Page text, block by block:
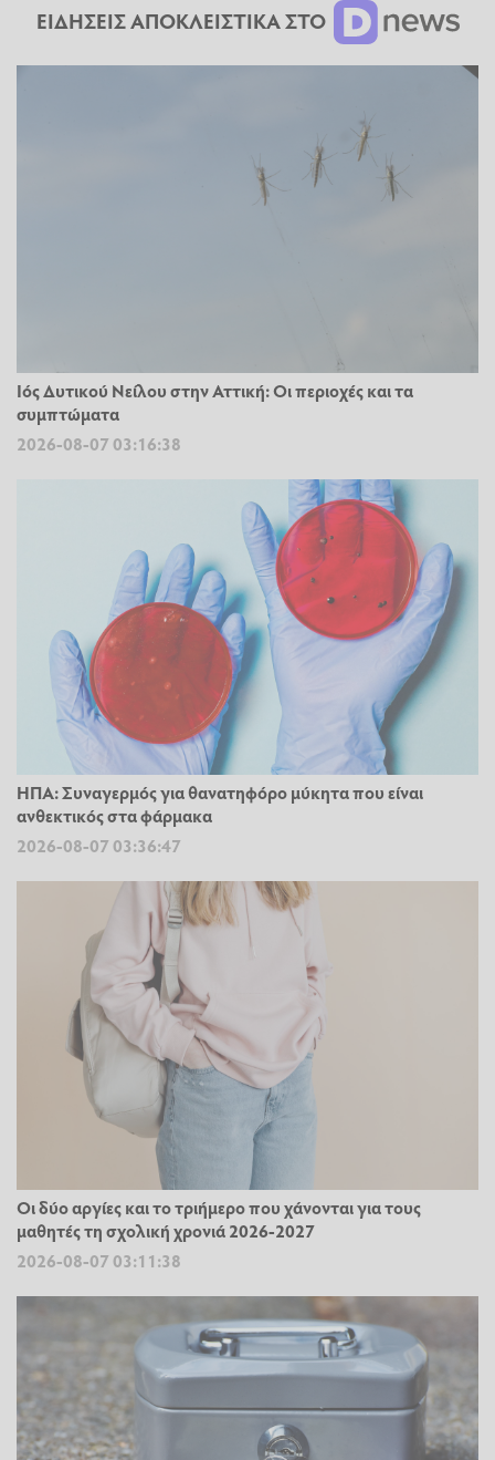
ΕΙΔΗΣΕΙΣ ΑΠΟΚΛΕΙΣΤΙΚΑ ΣΤΟ
Ιός Δυτικού Νείλου στην Αττική: Οι περιοχές και τα
συμπτώματα
2026-08-07 03:16:38
ΗΠΑ: Συναγερμός για θανατηφόρο μύκητα που είναι
ανθεκτικός στα φάρμακα
2026-08-07 03:36:47
Οι δύο αργίες και το τριήμερο που χάνονται για τους
μαθητές τη σχολική χρονιά 2026-2027
2026-08-07 03:11:38